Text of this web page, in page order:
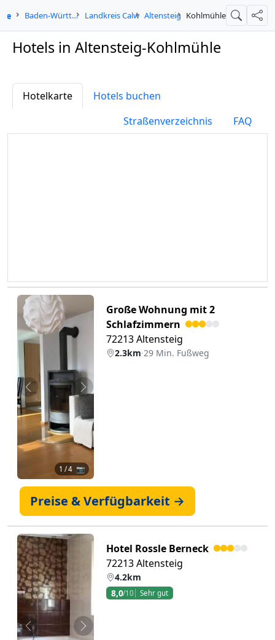
Baden-Württemberg Landkreis Calw Altensteig Kohlmühle Suche
Hotels in Altensteig-Kohlmühle
Hotelkarte
Hotels buchen
Straßenverzeichnis
FAQ
Zurück Weiter
1 / 4 📷
Große Wohnung mit 2
Schlafzimmern
72213 Altensteig
2.3km·29 Min. Fußweg
Preise & Verfügbarkeit →
Zurück Weiter
Hotel Rossle Berneck
72213 Altensteig
4.2km
8,0/10 Sehr gut